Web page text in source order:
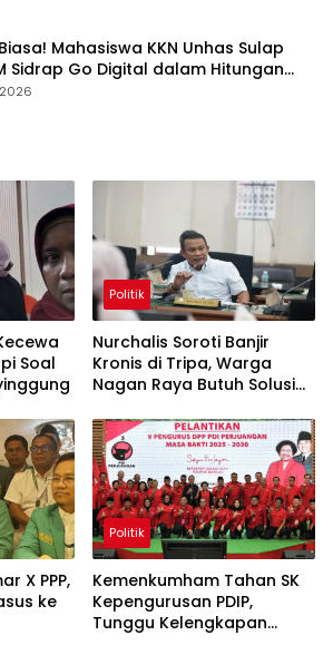
Mahasiswa KKN Unhas Sulap
Sidrap Go Digital dalam Hitungan
Soal
Politik
Nurchalis Soroti Banjir
Kronis di Tripa, Warga
Nagan Raya Butuh Solusi
X PPP,
ke
Politik
Kemenkumham Tahan SK
Kepengurusan PDIP,
Tunggu Kelengkapan